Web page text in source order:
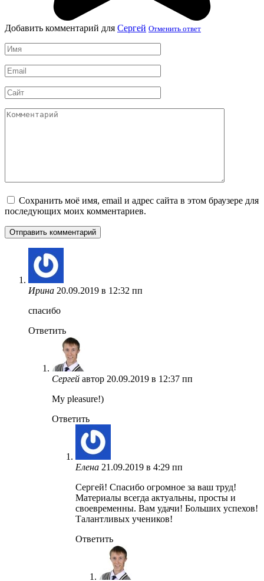
Добавить комментарий для Сергей Отменить ответ
Имя
*
Email
*
Сайт
Комментарий
Сохранить моё имя, email и адрес сайта в этом браузере для
последующих моих комментариев.
Ирина 20.09.2019 в 12:32 пп
спасибо
Ответить
Сергей автор 20.09.2019 в 12:37 пп
My pleasure!)
Ответить
Елена 21.09.2019 в 4:29 пп
Сергей! Спасибо огромное за ваш труд!
Материалы всегда актуальны, просты и
своевременны. Вам удачи! Больших успехов!
Талантливых учеников!
Ответить